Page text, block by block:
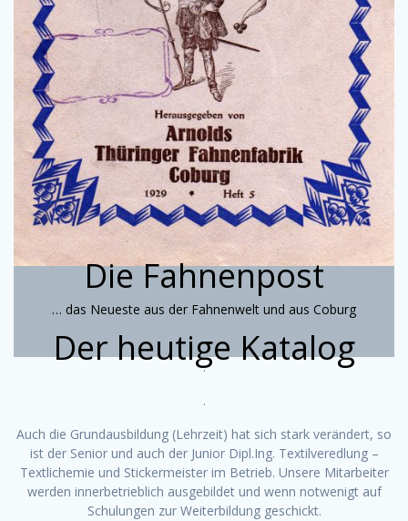
Die Fahnenpost
… das Neueste aus der Fahnenwelt und aus Coburg
Der heutige Katalog
.
.
Auch die Grundausbildung (Lehrzeit) hat sich stark verändert, so
ist der Senior und auch der Junior Dipl.Ing. Textilveredlung –
Textlichemie und Stickermeister im Betrieb. Unsere Mitarbeiter
werden innerbetrieblich ausgebildet und wenn notwenigt auf
Schulungen zur Weiterbildung geschickt.